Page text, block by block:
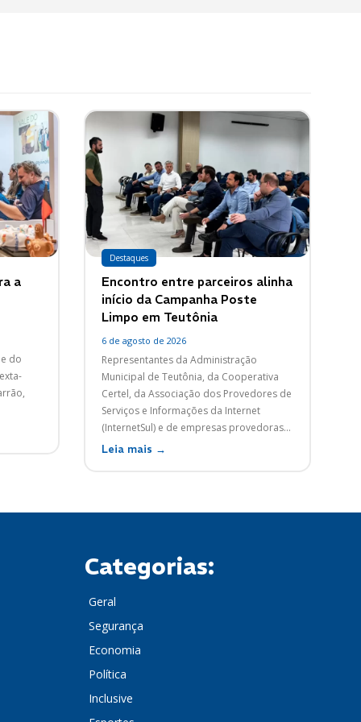
a
do
Destaques
Encontro entre parceiros alinha
início da Campanha Poste
Limpo em Teutônia
6 de agosto de 2026
Representantes da Administração
Municipal de Teutônia, da Cooperativa
Certel, da Associação dos Provedores de
Serviços e Informações da Internet
(InternetSul) e de empresas provedoras...
Leia mais →
Categorias:
Geral
Segurança
Economia
Política
Inclusive